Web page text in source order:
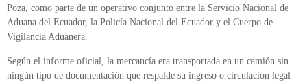
Poza, como parte de un operativo conjunto entre la Servicio Nacional de
Aduana del Ecuador, la Policía Nacional del Ecuador y el Cuerpo de
Vigilancia Aduanera.
Según el informe oficial, la mercancía era transportada en un camión sin
ningún tipo de documentación que respalde su ingreso o circulación legal